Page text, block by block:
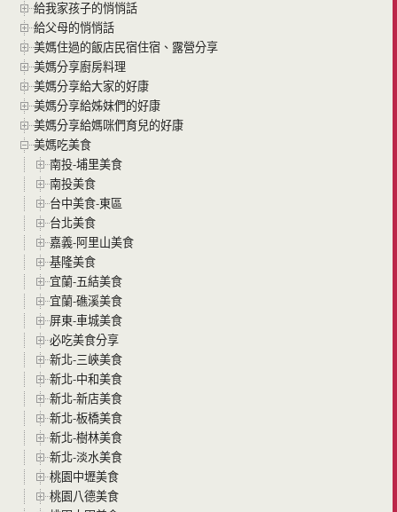
給我家孩子的悄悄話
給父母的悄悄話
美媽住過的飯店民宿住宿、露營分享
美媽分享廚房料理
美媽分享給大家的好康
美媽分享給姊妹們的好康
美媽分享給媽咪們育兒的好康
美媽吃美食
南投-埔里美食
南投美食
台中美食-東區
台北美食
嘉義-阿里山美食
基隆美食
宜蘭-五結美食
宜蘭-礁溪美食
屏東-車城美食
必吃美食分享
新北-三峽美食
新北-中和美食
新北-新店美食
新北-板橋美食
新北-樹林美食
新北-淡水美食
桃園中壢美食
桃園八德美食